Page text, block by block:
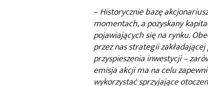
–Historycznie bazę
momentach, a pozyskany
pojawiających się na rynku.
przez nas strategii
przyspieszenia inwestycji –
emisja akcji ma na celu
wykorzystać sprzyjające